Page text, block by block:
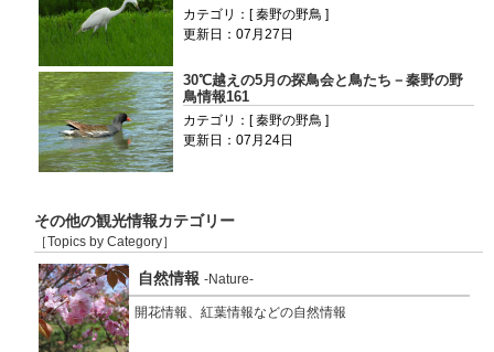
カテゴリ：[ 秦野の野鳥 ]
更新日：07月27日
30℃越えの5月の探鳥会と鳥たち－秦野の野
鳥情報161
カテゴリ：[ 秦野の野鳥 ]
更新日：07月24日
その他の観光情報カテゴリー
［Topics by Category］
自然情報 -Nature-
開花情報、紅葉情報などの自然情報